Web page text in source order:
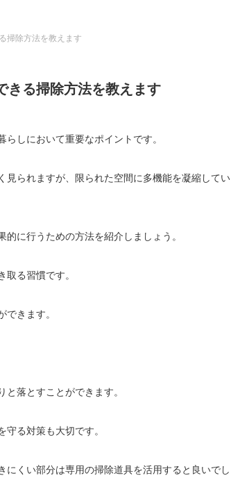
掃除方法を教えます
きる掃除方法を教えます
しにおいて重要なポイントです。
られますが、限られた空間に多機能を凝縮してい
に行うための方法を紹介しましょう。
る習慣です。
きます。
落とすことができます。
る対策も大切です。
くい部分は専用の掃除道具を活用すると良いでし